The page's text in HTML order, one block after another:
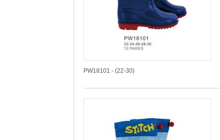
PW18101 - (22-30)